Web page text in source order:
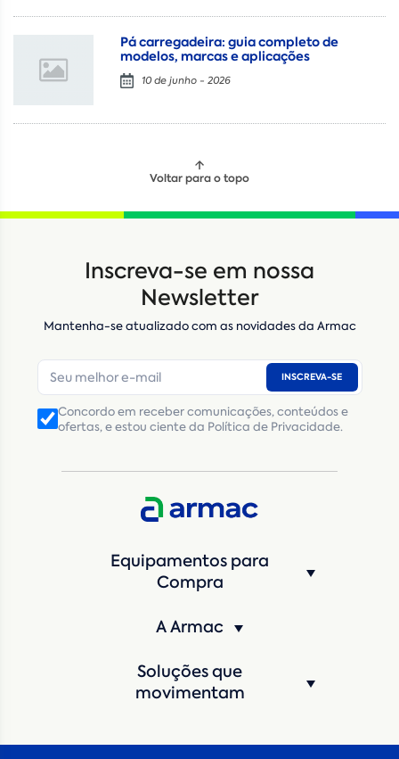
Pá carregadeira: guia completo de
modelos, marcas e aplicações
10 de junho - 2026
Voltar para o topo
Inscreva-se em nossa
Newsletter
Mantenha-se atualizado com as novidades da Armac
INSCREVA-SE
Concordo em receber comunicações, conteúdos e
ofertas, e estou ciente da Política de Privacidade.
Equipamentos para
Compra
A Armac
Soluções que
movimentam
Locação Compra de seminovos
E-mail*
Número de telefone*
CNPJ Inscrição Estadual(Produtor Rural)
Máquina de interesse*
Qual o período de locação? *